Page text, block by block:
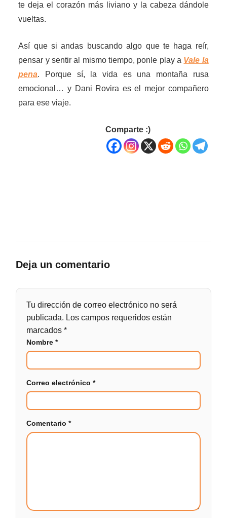
te deja el corazón más liviano y la cabeza dándole
vueltas.
Así que si andas buscando algo que te haga reír,
pensar y sentir al mismo tiempo, ponle play a Vale la
pena. Porque sí, la vida es una montaña rusa
emocional… y Dani Rovira es el mejor compañero
para ese viaje.
Comparte :)
Deja un comentario
Tu dirección de correo electrónico no será
publicada. Los campos requeridos están
marcados*
Nombre*
Correo electrónico*
Comentario*